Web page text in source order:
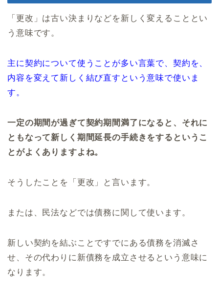
「更改」は古い決まりなどを新しく変えることとい
う意味です。
主に契約について使うことが多い言葉で、契約を、
内容を変えて新しく結び直すという意味で使いま
す。
一定の期間が過ぎて契約期間満了になると、それに
ともなって新しく期間延長の手続きをするというこ
とがよくありますよね。
そうしたことを「更改」と言います。
または、民法などでは債務に関して使います。
新しい契約を結ぶことですでにある債務を消滅さ
せ、その代わりに新債務を成立させるという意味に
なります。